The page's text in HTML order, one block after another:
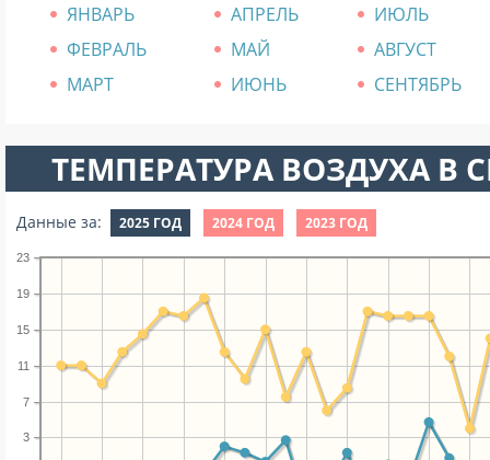
ЯНВАРЬ АПРЕЛЬ
ИЮЛЬ
ФЕВРАЛЬ
МАЙ
АВГУСТ
МАРТ
ИЮНЬ СЕНТЯБРЬ
ТЕМПЕРАТУРА ВОЗДУХА В
Данные за: 2025 ГОД 2024 ГОД 2023 ГОД
3
7
11
15
19
23